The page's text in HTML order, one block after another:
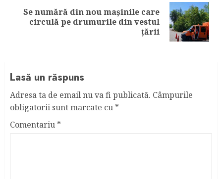
Next
Se numără din nou mașinile care
circulă pe drumurile din vestul
țării
Lasă un răspuns
Adresa ta de email nu va fi publicată. Câmpurile
obligatorii sunt marcate cu *
Comentariu *